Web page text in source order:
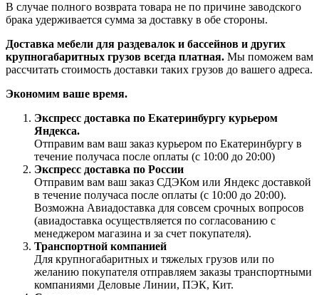
В случае полного возврата товара не по причине заводского
брака удерживается сумма за доставку в обе стороны.
Доставка мебели для раздевалок и бассейнов и других
крупногабаритных грузов всегда платная. Мы поможем вам
рассчитать стоимость доставки таких грузов до вашего адреса.
Экономим ваше время.
Экспресс доставка по Екатеринбургу курьером
Яндекса.
Отправим вам ваш заказ курьером по Екатеринбургу в
течение получаса после оплаты (с 10:00 до 20:00)
Экспресс доставка по России
Отправим вам ваш заказ СДЭКом или Яндекс доставкой
в течение получаса после оплаты (с 10:00 до 20:00).
Возможна Авиадоставка для совсем срочных вопросов
(авиадоставка осуществляется по согласованию с
менеджером магазина и за счет покупателя).
Транспортной компанией
Для крупногабаритных и тяжелых грузов или по
желанию покупателя отправляем заказы транспортными
компаниями Деловые Линии, ПЭК, Кит.